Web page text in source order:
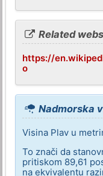
Related
https://
o
Nadmorska
Visina Plav u
To znači da
pritiskom 89,61
na ekvivalentu